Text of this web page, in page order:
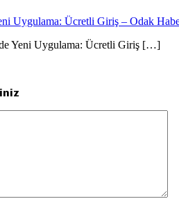
Uygulama: Ücretli Giriş – Odak
Yeni Uygulama: Ücretli Giriş […]